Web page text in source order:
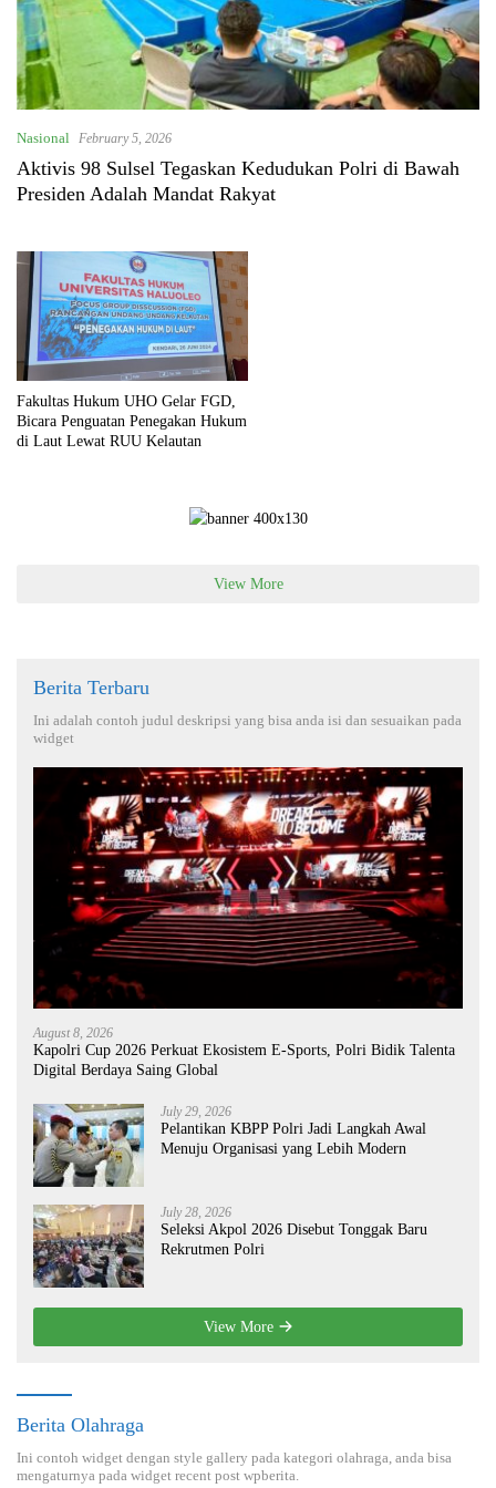
Nasional February 5, 2026
Aktivis 98 Sulsel Tegaskan Kedudukan Polri di Bawah
Presiden Adalah Mandat Rakyat
Fakultas Hukum UHO Gelar FGD,
Bicara Penguatan Penegakan Hukum
di Laut Lewat RUU Kelautan
View More
Berita Terbaru
Ini adalah contoh judul deskripsi yang bisa anda isi dan sesuaikan pada
widget
August 8, 2026
Kapolri Cup 2026 Perkuat Ekosistem E-Sports, Polri Bidik Talenta
Digital Berdaya Saing Global
July 29, 2026
Pelantikan KBPP Polri Jadi Langkah Awal
Menuju Organisasi yang Lebih Modern
July 28, 2026
Seleksi Akpol 2026 Disebut Tonggak Baru
Rekrutmen Polri
View More
Berita Olahraga
Ini contoh widget dengan style gallery pada kategori olahraga, anda bisa
mengaturnya pada widget recent post wpberita.